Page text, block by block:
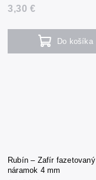
3,30 €
Do košíka
Rubín – Zafír fazetovaný
náramok 4 mm